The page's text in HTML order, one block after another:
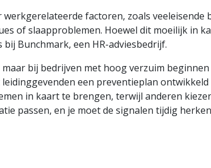
factoren, zoals veeleisende
of slaapproblemen. Hoewel dit moeilijk in
Bunchmark, een HR-adviesbedrijf.
bij bedrijven met hoog verzuim
een preventieplan
in kaart te brengen, terwijl anderen
passen, en je moet de signalen tijdig